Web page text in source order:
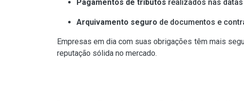
Pagamentos de tributos realizados nas
Arquivamento seguro de documentos e
Empresas em dia com suas obrigações têm mais
reputação sólida no mercado.